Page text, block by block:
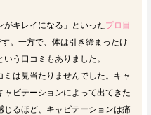
がキレイになる」といったプロ目
。一方で、体は引き締まったけ
う口コミもありました。
は見当たりませんでした。キャ
ビテーションによって出てきた
るほど、キャビテーションは痛